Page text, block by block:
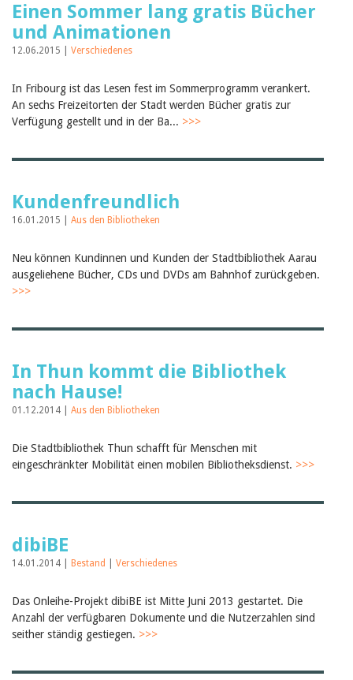
Einen Sommer lang gratis Bücher
und Animationen
12.06.2015 | Verschiedenes
In Fribourg ist das Lesen fest im Sommerprogramm verankert.
An sechs Freizeitorten der Stadt werden Bücher gratis zur
Verfügung gestellt und in der Ba... >>>
Kundenfreundlich
16.01.2015 | Aus den Bibliotheken
Neu können Kundinnen und Kunden der Stadtbibliothek Aarau
ausgeliehene Bücher, CDs und DVDs am Bahnhof zurückgeben.
>>>
In Thun kommt die Bibliothek
nach Hause!
01.12.2014 | Aus den Bibliotheken
Die Stadtbibliothek Thun schafft für Menschen mit
eingeschränkter Mobilität einen mobilen Bibliotheksdienst. >>>
dibiBE
14.01.2014 | Bestand Verschiedenes
Das Onleihe-Projekt dibiBE ist Mitte Juni 2013 gestartet. Die
Anzahl der verfügbaren Dokumente und die Nutzerzahlen sind
seither ständig gestiegen. >>>